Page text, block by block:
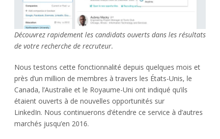
Découvrez rapidement les candidats ouverts dans les résultats
de votre recherche de recruteur.
Nous testons cette fonctionnalité depuis quelques mois et
près d’un million de membres à travers les États-Unis, le
Canada, l’Australie et le Royaume-Uni ont indiqué qu’ils
étaient ouverts à de nouvelles opportunités sur
LinkedIn. Nous continuerons d’étendre ce service à d’autres
marchés jusqu’en 2016.